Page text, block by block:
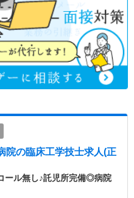
院の臨床工学技士求人(正
ール無し♪託児所完備◎病院